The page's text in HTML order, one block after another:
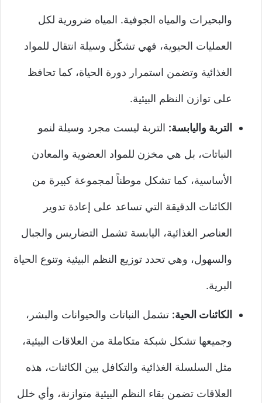
والبحيرات والمياه الجوفية. المياه ضرورية لكل
العمليات الحيوية، فهي تشكّل وسيلة انتقال للمواد
الغذائية وتضمن استمرار دورة الحياة، كما تحافظ
على توازن النظم البيئية.
التربة واليابسة: التربة ليست مجرد وسيلة لنمو
النباتات، بل هي مخزن للمواد العضوية والمعادن
الأساسية، كما تشكل موطناً لمجموعة كبيرة من
الكائنات الدقيقة التي تساعد على إعادة تدوير
العناصر الغذائية، اليابسة تشمل التضاريس والجبال
والسهول، وهي تحدد توزيع النظم البيئية وتنوع الحياة
البرية.
الكائنات الحية: تشمل النباتات والحيوانات والبشر،
وجميعها تشكل شبكة متكاملة من العلاقات البيئية،
مثل السلسلة الغذائية والتكافل بين الكائنات، هذه
العلاقات تضمن بقاء النظم البيئية متوازنة، وأي خلل